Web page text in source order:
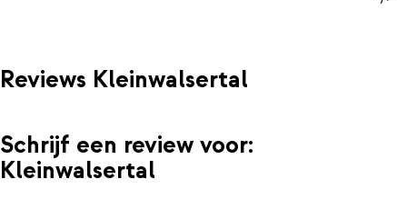
Reviews Kleinwalsertal
Schrijf een review voor:
Kleinwalsertal